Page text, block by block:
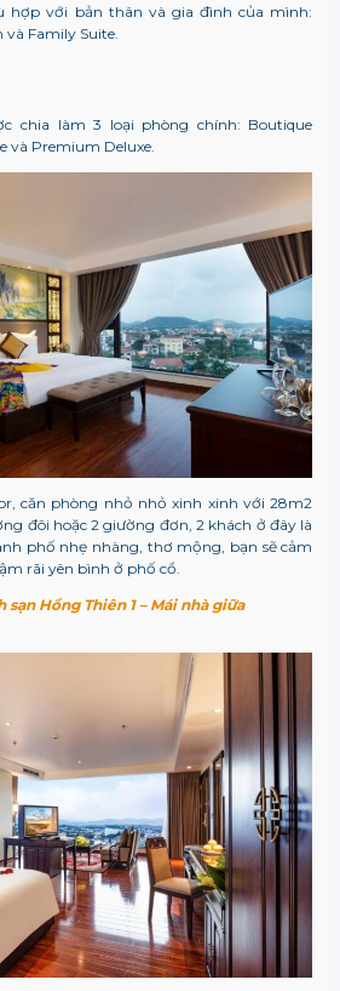
hợp với bản thân và gia đình của mình:
và Family Suite.
chia làm 3 loại phòng chính: Boutique
và Premium Deluxe.
căn phòng nhỏ nhỏ xinh xinh với 28m2
đôi hoặc 2 giường đơn, 2 khách ở đây là
phố nhẹ nhàng, thơ mộng, bạn sẽ cảm
rãi yên bình ở phố cổ.
sạn Hồng Thiên 1 – Mái nhà giữa